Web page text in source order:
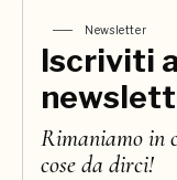
Newsletter
Iscriviti
Rimaniamo in
cose da dirci!